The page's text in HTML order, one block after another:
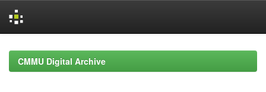
navigationCMMU Digital Archive